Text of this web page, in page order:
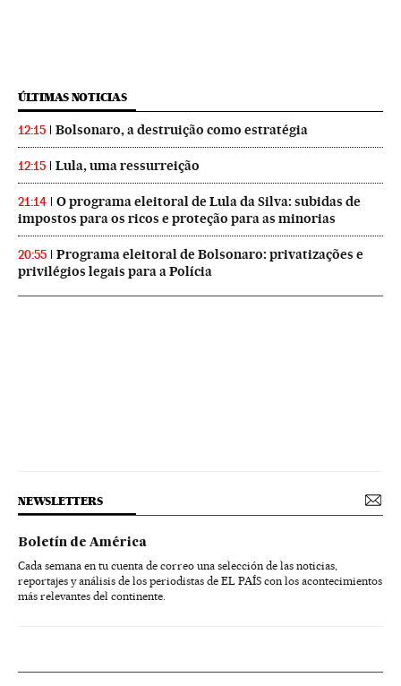
ÚLTIMAS NOTICIAS
12:15 Bolsonaro, a destruição como estratégia
12:15 Lula, uma ressurreição
21:14
O programa eleitoral de Lula da Silva: subidas de
impostos para os ricos e proteção para as minorias
20:55
Programa eleitoral de Bolsonaro: privatizações e
privilégios legais para a Polícia
NEWSLETTERS
Boletín de América
Cada semana en tu cuenta de correo una selección de las noticias,
reportajes y análisis de los periodistas de EL PAÍS con los acontecimientos
más relevantes del continente.